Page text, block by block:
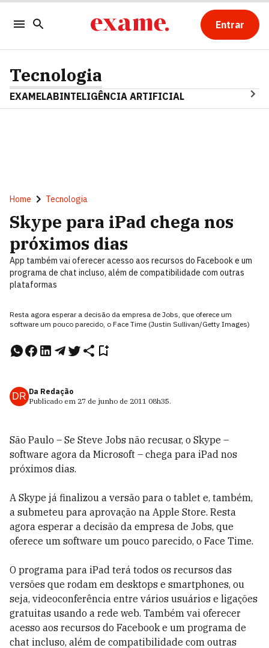
Entrar
Tecnologia
EXAMELABINTELIGÊNCIA ARTIFICIAL
Home Tecnologia
Skype para iPad chega nos
próximos dias
App também vai oferecer acesso aos recursos do Facebook e um
programa de chat incluso, além de compatibilidade com outras
plataformas
Resta agora esperar a decisão da empresa de Jobs, que oferece um
software um pouco parecido, o Face Time (Justin Sullivan/Getty Images)
DR Da Redação
Publicado em 27 de junho de 2011 08h35.
São Paulo – Se Steve Jobs não recusar, o Skype –
software agora da Microsoft – chega para iPad nos
próximos dias.
A Skype já finalizou a versão para o tablet e, também,
a submeteu para aprovação na Apple Store. Resta
agora esperar a decisão da empresa de Jobs, que
oferece um software um pouco parecido, o Face Time.
O programa para iPad terá todos os recursos das
versões que rodam em desktops e smartphones, ou
seja, videoconferência entre vários usuários e ligações
gratuitas usando a rede web. Também vai oferecer
acesso aos recursos do Facebook e um programa de
chat incluso, além de compatibilidade com outras